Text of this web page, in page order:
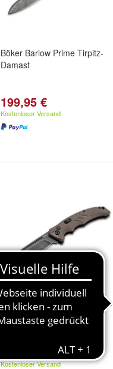
Böker Barlow Prime Tirpitz-
Damast
199,95 €
Kostenloser Versand
Böker Plus Intention II Coyote
Kostenloser Versand